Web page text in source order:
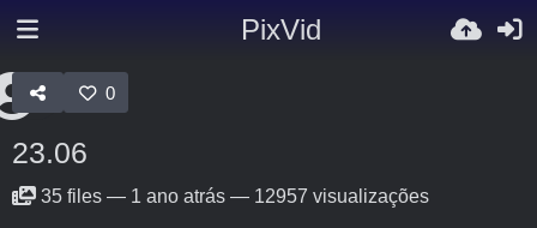
PixVid
0
23.06
35 files — 1 ano atrás — 12957 visualizações